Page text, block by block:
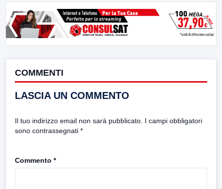
COMMENTI
LASCIA UN COMMENTO
Il tuo indirizzo email non sarà pubblicato. I campi obbligatori
sono contrassegnati *
Commento *